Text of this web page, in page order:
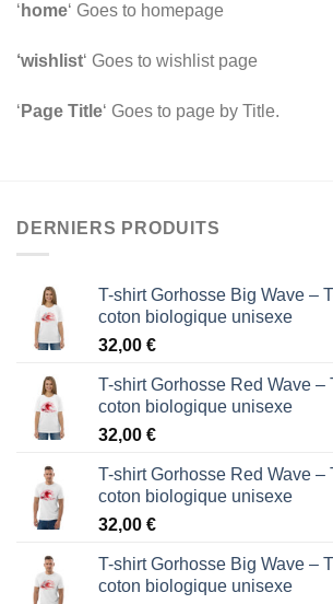
‘ home‘ Goes to homepage
‘wishlist‘ Goes to wishlist page
‘ Page Title‘ Goes to page by Title.
DERNIERS PRODUITS
T-shirt Gorhosse Big Wave –
coton biologique unisexe
32,00 €
T-shirt Gorhosse Red Wave –
coton biologique unisexe
32,00 €
T-shirt Gorhosse Red Wave –
coton biologique unisexe
32,00 €
T-shirt Gorhosse Big Wave –
coton biologique unisexe